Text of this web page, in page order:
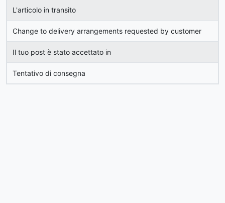
L'articolo in transito
Change to delivery arrangements requested by customer
Il tuo post è stato accettato in
Tentativo di consegna